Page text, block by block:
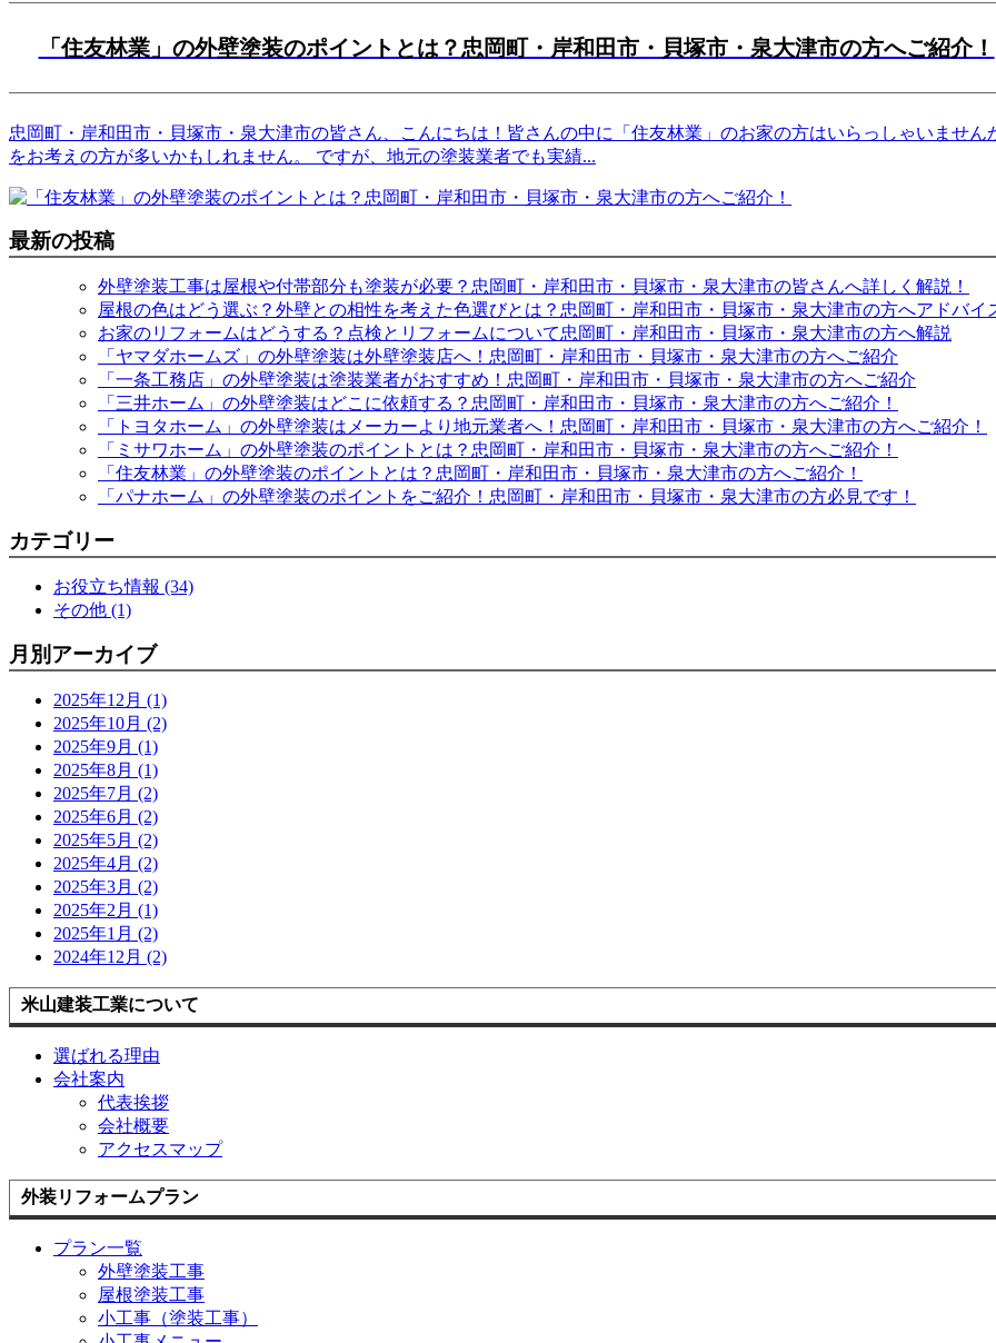
「住友林業」の外壁塗装のポイントとは？忠岡町・岸和田市・貝塚市・泉大津市の方へご紹介！
忠岡町・岸和田市・貝塚市・泉大津市の皆さん、こんにちは！皆さんの中に「住友林業」のお家の方はいらっしゃいませ
をお考えの方が多いかもしれません。 ですが、地元の塗装業者でも実績...
最新の投稿
外壁塗装工事は屋根や付帯部分も塗装が必要？忠岡町・岸和田市・貝塚市・泉大津市の皆さんへ詳しく解説！
屋根の色はどう選ぶ？外壁との相性を考えた色選びとは？忠岡町・岸和田市・貝塚市・泉大津市の方へアドバイ
お家のリフォームはどうする？点検とリフォームについて忠岡町・岸和田市・貝塚市・泉大津市の方へ解説
「ヤマダホームズ」の外壁塗装は外壁塗装店へ！忠岡町・岸和田市・貝塚市・泉大津市の方へご紹介
「一条工務店」の外壁塗装は塗装業者がおすすめ！忠岡町・岸和田市・貝塚市・泉大津市の方へご紹介
「三井ホーム」の外壁塗装はどこに依頼する？忠岡町・岸和田市・貝塚市・泉大津市の方へご紹介！
「トヨタホーム」の外壁塗装はメーカーより地元業者へ！忠岡町・岸和田市・貝塚市・泉大津市の方へご紹介！
「ミサワホーム」の外壁塗装のポイントとは？忠岡町・岸和田市・貝塚市・泉大津市の方へご紹介！
「住友林業」の外壁塗装のポイントとは？忠岡町・岸和田市・貝塚市・泉大津市の方へご紹介！
「パナホーム」の外壁塗装のポイントをご紹介！忠岡町・岸和田市・貝塚市・泉大津市の方必見です！
カテゴリー
お役立ち情報 (34)
その他 (1)
月別アーカイブ
2025年12月 (1)
2025年10月 (2)
2025年9月 (1)
2025年8月 (1)
2025年7月 (2)
2025年6月 (2)
2025年5月 (2)
2025年4月 (2)
2025年3月 (2)
2025年2月 (1)
2025年1月 (2)
2024年12月 (2)
米山建装工業について
選ばれる理由
会社案内
代表挨拶
会社概要
アクセスマップ
外装リフォームプラン
プラン一覧
外壁塗装工事
屋根塗装工事
小工事（塗装工事）